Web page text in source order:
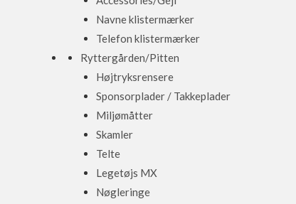
Navne klistermærker
Telefon klistermærker
Ryttergården/Pitten
Højtryksrensere
Sponsorplader / Takkeplader
Miljømåtter
Skamler
Telte
Legetøjs MX
Nøgleringe